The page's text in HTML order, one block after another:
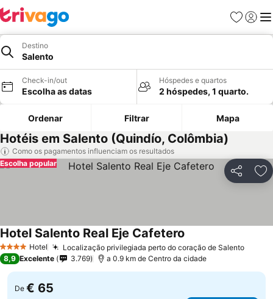
Favoritos
Iniciar
Destino
Salento
Check-in/out
Escolha as datas
Hóspedes e quartos
2 hóspedes, 1 quarto.
Ordenar Filtrar Mapa
Hotéis em Salento (Quindío, Colômbia)
Como os pagamentos influenciam os resultados
Partilhar
Escolha popular
4 EstrelasHotel Localização privilegiada perto do coração de Salento
Hotel Salento Real Eje Cafetero
8,9 Excelente 3.769 a 0.9 km de Centro da cidade
De € 65